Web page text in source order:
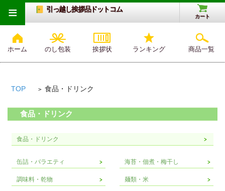
引っ越し挨拶品ドットコム
カート
ホーム のし包装 挨拶状 ランキング 商品一覧
≡
TOP > 食品・ドリンク
食品・ドリンク
食品・ドリンク
缶詰・バラエティ
調味料・乾物
海苔・佃煮・梅干し
麺類・米